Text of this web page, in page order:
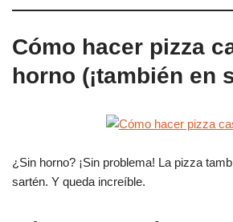
Cómo hacer pizza
horno (¡también en
¿Sin horno? ¡Sin problema! La pizza
sartén. Y queda increíble.